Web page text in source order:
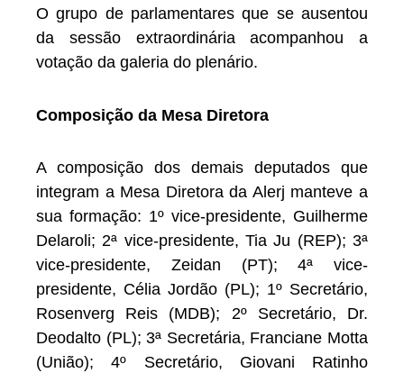
O grupo de parlamentares que se ausentou
da sessão extraordinária acompanhou a
votação da galeria do plenário.
Composição da Mesa Diretora
A composição dos demais deputados que
integram a Mesa Diretora da Alerj manteve a
sua formação: 1º vice-presidente, Guilherme
Delaroli; 2ª vice-presidente, Tia Ju (REP); 3ª
vice-presidente, Zeidan (PT); 4ª vice-
presidente, Célia Jordão (PL); 1º Secretário,
Rosenverg Reis (MDB); 2º Secretário, Dr.
Deodalto (PL); 3ª Secretária, Franciane Motta
(União); 4º Secretário, Giovani Ratinho